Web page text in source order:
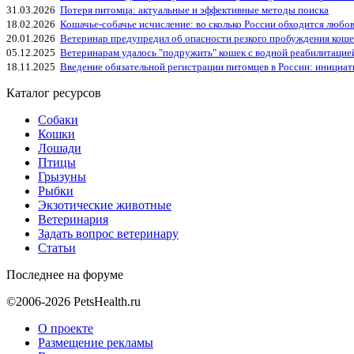
31.03.2026 Потеря питомца: актуальные и эффективные методы поиска
18.02.2026 Кошачье-собачье исчисление: во сколько России обходится
20.01.2026 Ветеринар предупредил об опасности резкого пробуждения
05.12.2025 Ветеринарам удалось "подружить" кошек с водной
18.11.2025 Введение обязательной регистрации питомцев в России:
Каталог ресурсов
Собаки
Кошки
Лошади
Птицы
Грызуны
Рыбки
Экзотические животные
Ветеринария
Задать вопрос ветеринару
Статьи
Последнее на форуме
©2006-2026 PetsHealth.ru
О проекте
Размещение рекламы